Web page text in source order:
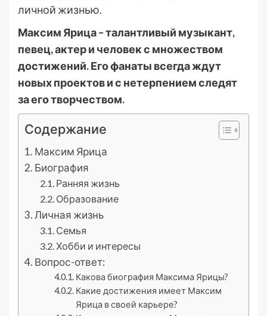
личной жизнью.
Максим Ярица – талантливый музыкант,
певец, актер и человек с множеством
достижений. Его фанаты всегда ждут
новых проектов и с нетерпением следят
за его творчеством.
Содержание
Максим Ярица
Биография
Ранняя жизнь
Образование
Личная жизнь
Семья
Хобби и интересы
Вопрос-ответ:
Какова биография Максима Ярицы?
Какие достижения имеет Максим
Ярица в своей карьере?